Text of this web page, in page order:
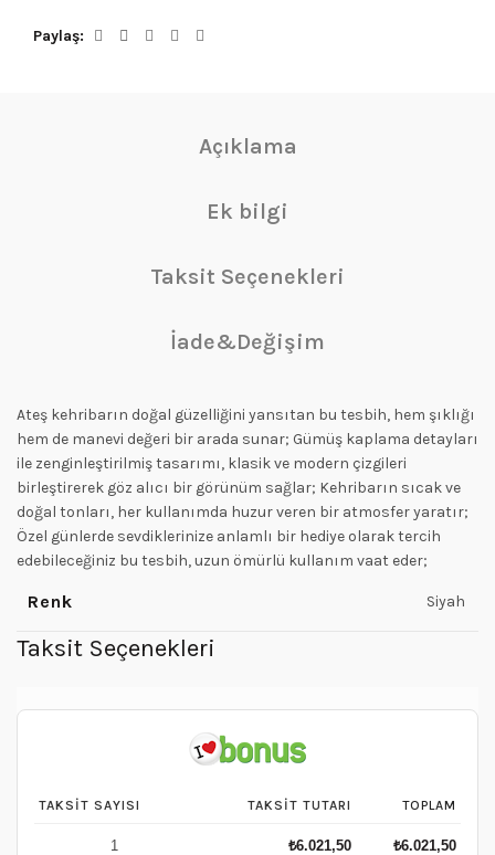
Paylaş
Açıklama
Ek bilgi
Taksit Seçenekleri
İade&Değişim
Ateş kehribarın doğal güzelliğini yansıtan bu tesbih, hem şıklığı
hem de manevi değeri bir arada sunar; Gümüş kaplama detayları
ile zenginleştirilmiş tasarımı, klasik ve modern çizgileri
birleştirerek göz alıcı bir görünüm sağlar; Kehribarın sıcak ve
doğal tonları, her kullanımda huzur veren bir atmosfer yaratır;
Özel günlerde sevdiklerinize anlamlı bir hediye olarak tercih
edebileceğiniz bu tesbih, uzun ömürlü kullanım vaat eder;
Renk Siyah
Taksit Seçenekleri
TAKSIT SAYISI TAKSIT TUTARI TOPLAM
1 ₺6.021,50 ₺6.021,50